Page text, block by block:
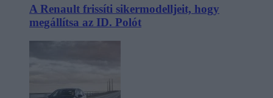
A Renault frissíti sikermodelljeit, hogy
megállítsa az ID. Polót